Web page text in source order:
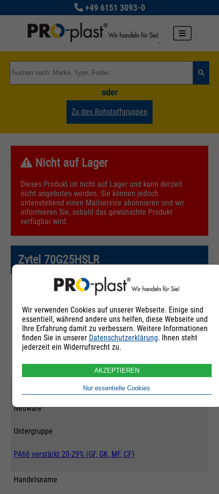
+49 6151 3093-0
oder
Zu den Rohstoffgruppen
Nicht auf Lager
Dieses Produkt ist nicht auf Lager und kann derzeit
nicht angeboten werden. Sie können jedoch
untenstehend einen Mailservice abonnieren und wir
informieren Sie, sobald das gewünschte Produkt
verfügbar wird.
Zytel 70G25HSLR
Artikelnummer
255408
Rohstoffgruppe
Neuware
Untergruppe
PA66 verstärkt 20-29% (GF, GK, MF, CF)
Handelsname
Wir verwenden Cookies auf unserer Webseite. Einige sind
essentiell, während andere uns helfen, diese Webseite und
Ihre Erfahrung damit zu verbessern. Weitere Informationen
finden Sie in unserer Datenschutzerklärung. Ihnen steht
jederzeit ein Widerrufsrecht zu.
AKZEPTIEREN
Nur essentielle Cookies